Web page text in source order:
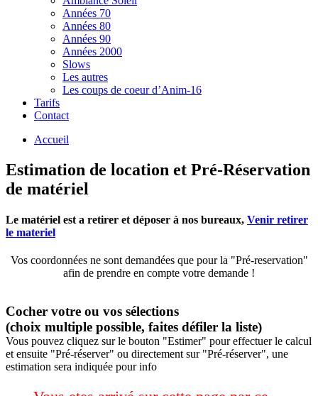
Années 70
Années 80
Années 90
Années 2000
Slows
Les autres
Les coups de coeur d’Anim-16
Tarifs
Contact
Accueil
Estimation de location et Pré-Réservation
de matériel
Le matériel est a retirer et déposer à nos bureaux, Venir retirer
le materiel
Vos coordonnées ne sont demandées que pour la "Pré-reservation"
afin de prendre en compte votre demande !
Cocher votre ou vos sélections
(choix multiple possible, faites défiler la liste)
Vous pouvez cliquez sur le bouton "Estimer" pour effectuer le calcul
et ensuite "Pré-réserver" ou directement sur "Pré-réserver", une
estimation sera indiquée pour info